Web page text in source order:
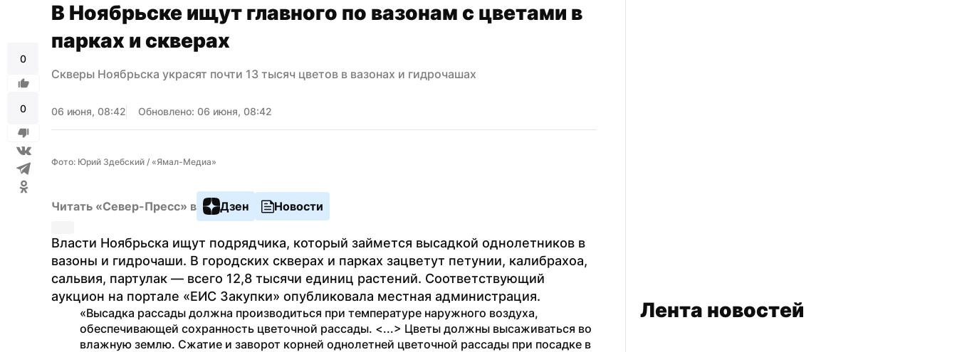
0
0
В Ноябрьске ищут главного по вазонам с цветами в
парках и скверах
Скверы Ноябрьска украсят почти 13 тысяч цветов в вазонах и гидрочашах
06 июня, 08:42 Обновлено: 06 июня, 08:42
Фото: Юрий Здебский / «Ямал-Медиа»
Читать «Север-Пресс» в Дзен Новости
Власти Ноябрьска ищут подрядчика, который займется высадкой однолетников в
вазоны и гидрочаши. В городских скверах и парках зацветут петунии, калибрахоа,
сальвия, партулак — всего 12,8 тысячи единиц растений. Соответствующий
аукцион на портале «ЕИС Закупки» опубликовала местная администрация.
«Высадка рассады должна производиться при температуре наружного воздуха,
обеспечивающей сохранность цветочной рассады. <...> Цветы должны высаживаться во
влажную землю. Сжатие и заворот корней однолетней цветочной рассады при посадке в
Лента новостей